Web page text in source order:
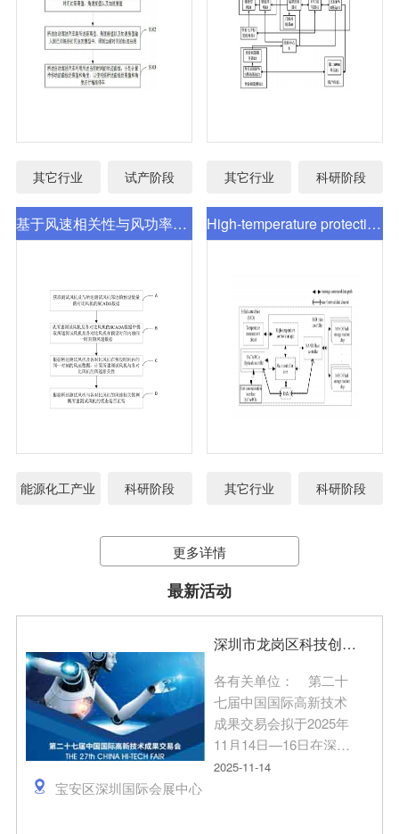
其它行业 试产阶段 其它行业 科研阶段
基于风速相关性与风功率曲线的风机监测 方法
能源化工产业 科研阶段
High-temperature protection method for solid state drive and implementation device thereof
其它行业 科研阶段
更多详情
最新活动
深圳市龙岗区科技创新局关于征集第二十七届中国国际高新技术成果交易会龙岗展区展品的通知
各有关单位： 第二十
七届中国国际高新技术
成果交易会拟于2025年
11月14日—16日在深圳
举行，展馆设在宝安区
2025-11-14
宝安区深圳国际会展中心